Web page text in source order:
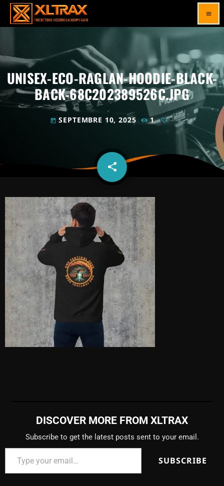
menu
UNISEX-ECO-RAGLAN-HOODIE-BLACK-
BACK-68C202389526C.JPG
today SEPTEMBRE 10, 2025 1
share
email
DISCOVER MORE FROM XLTRAX
Subscribe to get the latest posts sent to your email.
SUBSCRIBE